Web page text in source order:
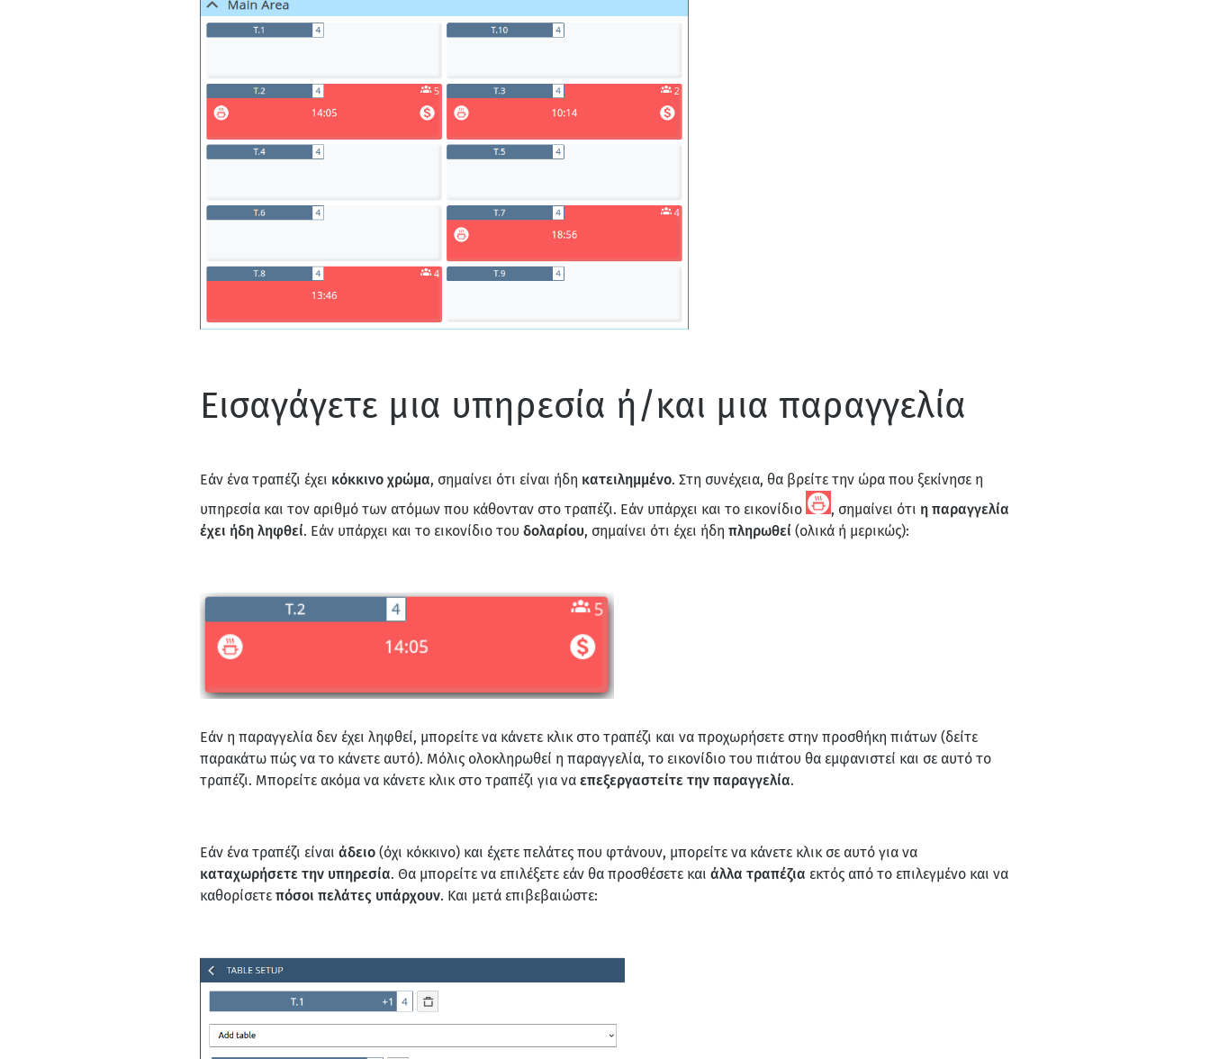
Εισαγάγετε μια υπηρεσία ή/και μια παραγγελία
Εάν ένα τραπέζι έχει κόκκινο χρώμα, σημαίνει ότι είναι ήδη κατειλημμένο. Στη συνέχεια, θα βρείτε την ώρα που ξεκίνησε η
υπηρεσία και τον αριθμό των ατόμων που κάθονταν στο τραπέζι. Εάν υπάρχει και το εικονίδιο
, σημαίνει ότι η παραγγελία
έχει ήδη ληφθεί. Εάν υπάρχει και το εικονίδιο του δολαρίου, σημαίνει ότι έχει ήδη πληρωθεί (ολικά ή μερικώς):
Εάν η παραγγελία δεν έχει ληφθεί, μπορείτε να κάνετε κλικ στο τραπέζι και να προχωρήσετε στην προσθήκη πιάτων (δείτε
παρακάτω πώς να το κάνετε αυτό). Μόλις ολοκληρωθεί η παραγγελία, το εικονίδιο του πιάτου θα εμφανιστεί και σε αυτό το
τραπέζι. Μπορείτε ακόμα να κάνετε κλικ στο τραπέζι για να επεξεργαστείτε την παραγγελία.
Εάν ένα τραπέζι είναι άδειο (όχι κόκκινο) και έχετε πελάτες που φτάνουν, μπορείτε να κάνετε κλικ σε αυτό για να
καταχωρήσετε την υπηρεσία. Θα μπορείτε να επιλέξετε εάν θα προσθέσετε και άλλα τραπέζια εκτός από το επιλεγμένο και να
καθορίσετε πόσοι πελάτες υπάρχουν. Και μετά επιβεβαιώστε: